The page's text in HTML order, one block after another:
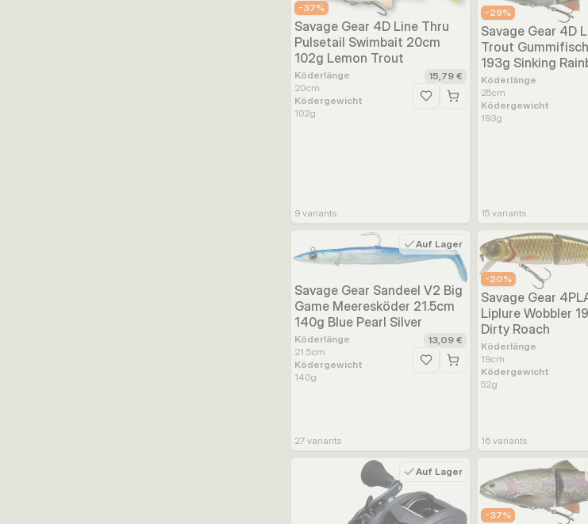
-37%
Savage Gear 4D Line Thru
Pulsetail Swimbait 20cm
102g Lemon Trout
Köderlänge
20cm
Ködergewicht
102g
15,79 €
Zur Wunschliste hinzufügen
9 variants
-29%
Savage Gear 4D
Trout
193g Sinking
Köderlänge
25cm
Ködergewicht
193g
15variants
Auf Lager
Savage Gear Sandeel V2 Big
Game Meeresköder 21.5cm
140g Blue Pearl Silver
Köderlänge
21.5cm
Ködergewicht
140g
13,09 €
Zur Wunschliste hinzufügen
27 variants
-20%
Savage Gear
Liplure Wobbler
Dirty Roach
Köderlänge
19cm
Ködergewicht
52g
16variants
Auf Lager
-37%